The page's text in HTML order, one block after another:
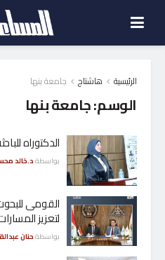
الرئيسية هاشتاج جامعة بنها
الوسم:جامعة بنها
الدكتوراه
بواسطةد.خالد
القومى
لتعزيز
بواسطةحنان